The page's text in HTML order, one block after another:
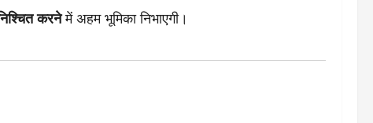
करनेमें अहम भूमिका निभाएगी।